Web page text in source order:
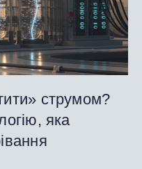
струмом?
яка